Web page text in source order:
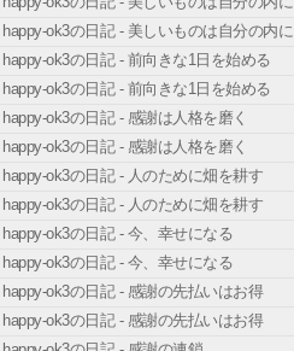
happy-ok3の日記 - 美しいものは自分の内に
happy-ok3の日記 - 前向きな1日を始める
happy-ok3の日記 - 前向きな1日を始める
happy-ok3の日記 - 感謝は人格を磨く
happy-ok3の日記 - 感謝は人格を磨く
happy-ok3の日記 - 人のために畑を耕す
happy-ok3の日記 - 人のために畑を耕す
happy-ok3の日記 - 今、幸せになる
happy-ok3の日記 - 今、幸せになる
happy-ok3の日記 - 感謝の先払いはお得
happy-ok3の日記 - 感謝の先払いはお得